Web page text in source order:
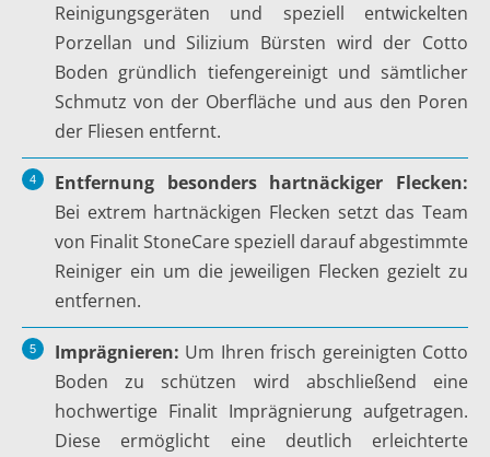
Reinigungsgeräten und speziell entwickelten
Porzellan und Silizium Bürsten wird der Cotto
Boden gründlich tiefengereinigt und sämtlicher
Schmutz von der Oberfläche und aus den Poren
der Fliesen entfernt.
Entfernung besonders hartnäckiger Flecken:
Bei extrem hartnäckigen Flecken setzt das Team
von Finalit StoneCare speziell darauf abgestimmte
Reiniger ein um die jeweiligen Flecken gezielt zu
entfernen.
Imprägnieren: Um Ihren frisch gereinigten Cotto
Boden zu schützen wird abschließend eine
hochwertige Finalit Imprägnierung aufgetragen.
Diese ermöglicht eine deutlich erleichterte